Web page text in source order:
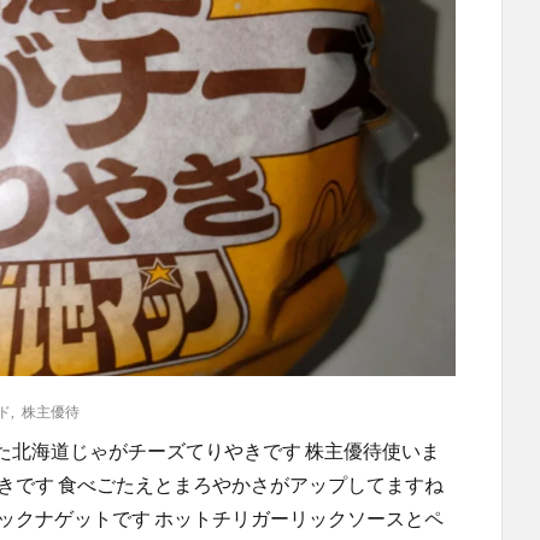
株主優待
海道じゃがチーズてりやきです 株主優待使いま
です 食べごたえとまろやかさがアップしてますね
クナゲットです ホットチリガーリックソースとペ